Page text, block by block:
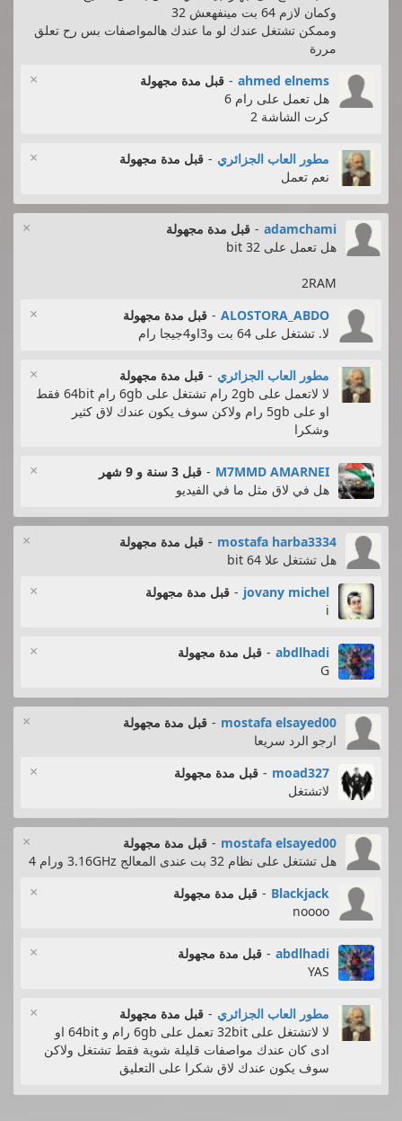
وكمان لازم 64 بت مينفهعش 32
وممكن تشتغل عندك لو ما عندك هالمواصفات بس رح تعلق
مررة
× ahmed elnems
- قبل مدة مجهولة
هل تعمل على رام 6
كرت الشاشة 2
× مطور العاب الجزائري - قبل مدة مجهولة
نعم تعمل
× adamchami
- قبل مدة مجهولة
هل تعمل على 32 bit
2RAM
× ALOSTORA_ABDO
- قبل مدة مجهولة
لا. تشتغل على 64 بت و3او4جيجا رام
× مطور العاب الجزائري - قبل مدة مجهولة
لا لاتعمل على 2gb رام تشتغل على 6gb رام 64bit فقط
او على 5gb رام ولاكن سوف يكون عندك لاق كثير
وشكرا
× M7MMD AMARNEI
- قبل 3 سنة و 9 شهر
هل في لاق مثل ما في الفيديو
× mostafa harba3334
- قبل مدة مجهولة
هل تشتغل علا 64 bit
× jovany michel
- قبل مدة مجهولة
i
× abdlhadi
- قبل مدة مجهولة
G
× mostafa elsayed00
- قبل مدة مجهولة
ارجو الرد سريعا
× moad327
- قبل مدة مجهولة
لاتشتغل
× mostafa elsayed00
- قبل مدة مجهولة
هل تشتغل على نظام 32 بت عندى المعالج 3.16GHz ورام 4
× Blackjack
- قبل مدة مجهولة
noooo
× abdlhadi
- قبل مدة مجهولة
YAS
× مطور العاب الجزائري - قبل مدة مجهولة
لا لاتشتغل على 32bit تعمل على 6gb رام و 64bit او
ادى كان عندك مواصفات قليلة شوية فقط تشتغل ولاكن
سوف يكون عندك لاق شكرا على التعليق